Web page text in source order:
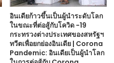
อินเดียก้าวขึ้นเป็นผู้นำระดับโลก
ในขณะที่ต่อสู้กับโควิด -19
กระทรวงต่างประเทศของสหรัฐฯ
ทวีตเพื่อยกย่องอินเดีย | Corona
Pandemic: อินเดียเป็นผู้นำโลก